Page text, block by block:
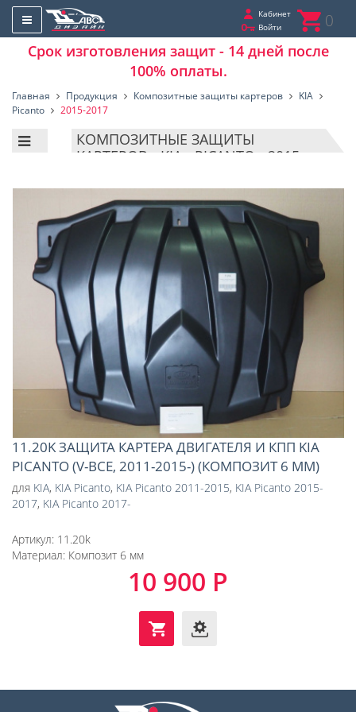
Кабинет
Войти
0
Срок изготовления защит - 14 дней после
100% оплаты.
Главная Продукция Композитные защиты картеров
KIA
Picanto
2015-2017
КОМПОЗИТНЫЕ ЗАЩИТЫ
КАРТЕРОВ - KIA - PICANTO - 2015-
11.20K ЗАЩИТА КАРТЕРА ДВИГАТЕЛЯ И КПП KIA
PICANTO (V-ВСЕ, 2011-2015-) (КОМПОЗИТ 6 ММ)
для KIA, KIA Picanto, KIA Picanto 2011-2015, KIA Picanto 2015-
2017, KIA Picanto 2017-
Артикул: 11.20k
Материал: Композит 6 мм
10 900 Р